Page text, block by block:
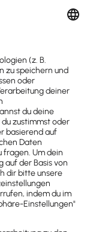
Steuern
kann
hier mehr.